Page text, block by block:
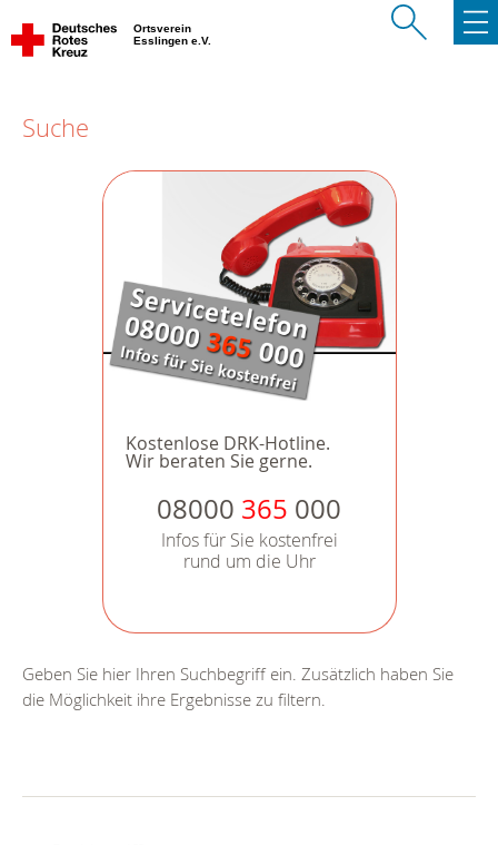
Ortsverein
Esslingen e.V.
Suche
Kostenlose DRK-Hotline.
Wir beraten Sie gerne.
08000 365 000
Infos für Sie kostenfrei
rund um die Uhr
Geben Sie hier Ihren Suchbegriff ein. Zusätzlich haben Sie
die Möglichkeit ihre Ergebnisse zu filtern.